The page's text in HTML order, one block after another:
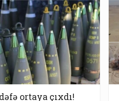
ortaya çıxdı!